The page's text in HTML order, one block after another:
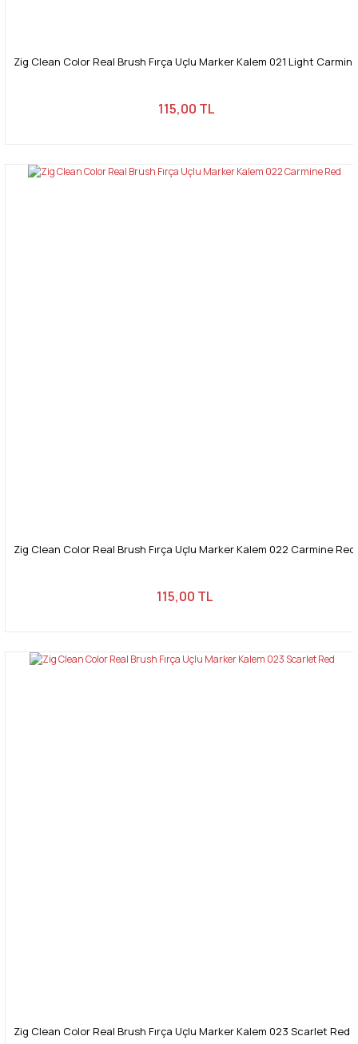
Zig Clean Color Real Brush Fırça Uçlu Marker Kalem 021 Light Carmine
115,00 TL
Zig Clean Color Real Brush Fırça Uçlu Marker Kalem 022 Carmine Red
115,00 TL
Zig Clean Color Real Brush Fırça Uçlu Marker Kalem 023 Scarlet Red